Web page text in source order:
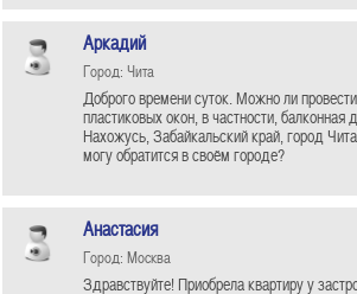
Аркадий
Город: Чита
Доброго времени суток. Можно ли
пластиковых окон, в частности, балконная
Нахожусь, Забайкальский край, город
могу обратится в своём городе?
Анастасия
Город: Москва
Здравствуйте! Приобрела квартиру у